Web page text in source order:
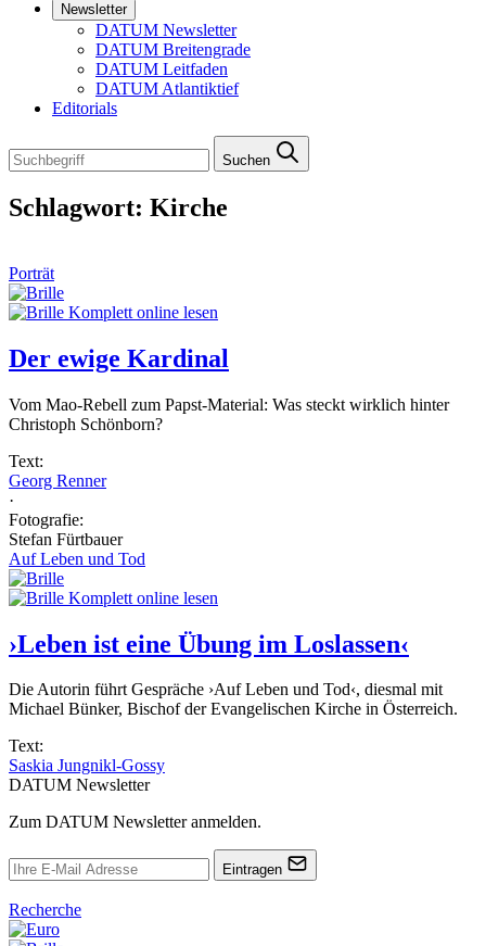
Newsletter
DATUM Newsletter
DATUM Breitengrade
DATUM Leitfaden
DATUM Atlantiktief
Editorials
Suchen
Schlagwort: Kirche
Porträt
Komplett online lesen
Der ewige Kardinal
Vom Mao-Rebell zum Papst-Material: Was steckt wirklich hinter
Christoph Schönborn?
Text:
Georg Renner
·
Fotografie:
Stefan Fürtbauer
Auf Leben und Tod
Komplett online lesen
›Leben ist eine Übung im Loslassen‹
Die Autorin führt Gespräche ›Auf Leben und Tod‹, diesmal mit
Michael Bünker, Bischof der Evangelischen Kirche in Österreich.
Text:
Saskia Jungnikl-Gossy
DATUM Newsletter
Zum DATUM Newsletter anmelden.
Eintragen
Recherche